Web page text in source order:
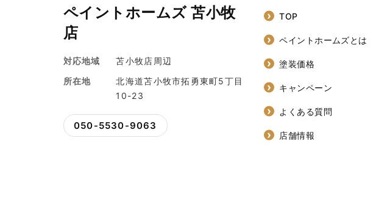
ペイントホームズ 苫小牧
店
対応地域
苫小牧店周辺
所在地
北海道苫小牧市拓勇東町5丁目
10-23
050-5530-9063
TOP
ペイントホームズとは
塗装価格
キャンペーン
よくある質問
店舗情報